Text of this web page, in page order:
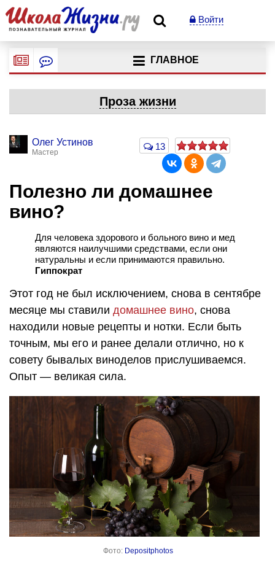
Войти
ГЛАВНОЕ
Проза жизни
Олег Устинов
Мастер
13
Полезно ли домашнее
вино?
Для человека здорового и больного вино и мед
являются наилучшими средствами, если они
натуральны и если принимаются правильно.
Гиппократ
Этот год не был исключением, снова в сентябре
месяце мы ставили домашнее вино, снова
находили новые рецепты и нотки. Если быть
точным, мы его и ранее делали отлично, но к
совету бывалых виноделов прислушиваемся.
Опыт — великая сила.
Фото: Depositphotos